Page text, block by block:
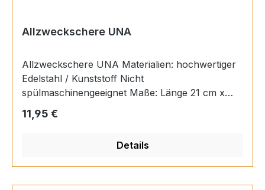
Allzweckschere UNA
Allzweckschere UNA Materialien: hochwertiger
Edelstahl / Kunststoff Nicht
spülmaschinengeeignet Maße: Länge 21 cm x
Regulärer Preis:
11,95 €
Details